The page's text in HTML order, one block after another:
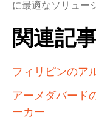
に最適なソリュー
関連記
フィリピンのア
アーメダバード
ーカー